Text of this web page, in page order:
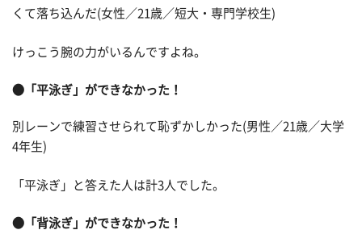
くて落ち込んだ(女性／21歳／短大・専門学校生)
けっこう腕の力がいるんですよね。
●「平泳ぎ」ができなかった！
別レーンで練習させられて恥ずかしかった(男性／21歳／大学
4年生)
「平泳ぎ」と答えた人は計3人でした。
●「背泳ぎ」ができなかった！